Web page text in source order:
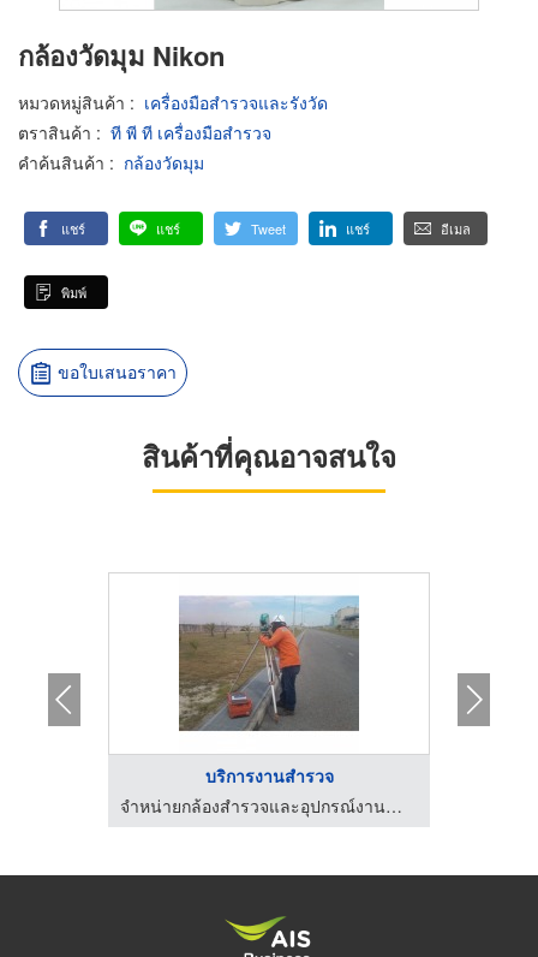
กล้องวัดมุม Nikon
หมวดหมู่สินค้า : เครื่องมือสำรวจและรังวัด
ตราสินค้า : ที พี ที เครื่องมือสำรวจ
คำค้นสินค้า : กล้องวัดมุม
แชร์ แชร์ Tweet แชร์ อีเมล
พิมพ์
ขอใบเสนอราคา
สินค้าที่คุณอาจสนใจ
บริการงานสำรวจ
จำหน่ายกล้องสำรวจและอุปกรณ์งานสำรวจ